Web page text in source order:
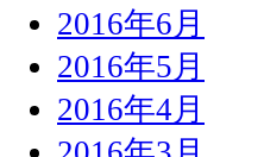
2016年6月
2016年5月
2016年4月